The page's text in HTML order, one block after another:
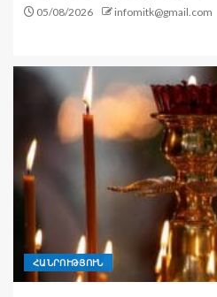
05/08/2026 infomitk@gmail.com
ՀԱՆՐՈՒԹՅՈՒՆ